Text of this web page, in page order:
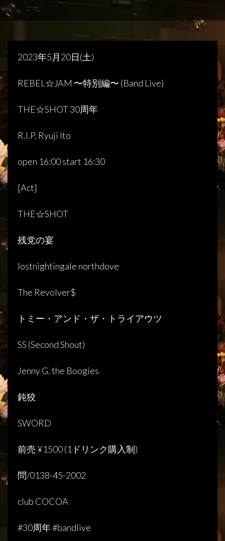
2023年5 月 20日(土)
REBEL☆JAM 〜特別編〜 (Band Live)
THE☆SHOT 30周年
R.I.P. Ryuji Ito
open 16:00 start 16:30
[Act]
THE☆SHOT
残党の宴
lostnightingale northdove
The Revolver$
トミー・アンド・ザ・トライアウツ
SS (Second Shout)
Jenny G. the Boogies
鈍狡
SWORD
前売 ¥1500 (1 ドリンク購入制)
問/0138-45-2002
club COCOA
#30周年 #bandlive